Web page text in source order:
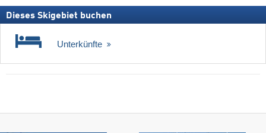
Dieses Skigebiet buchen
Unterkünfte